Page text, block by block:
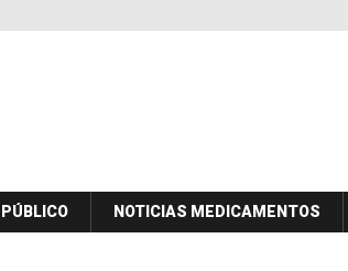
NOTICIAS MEDICAMENTOS